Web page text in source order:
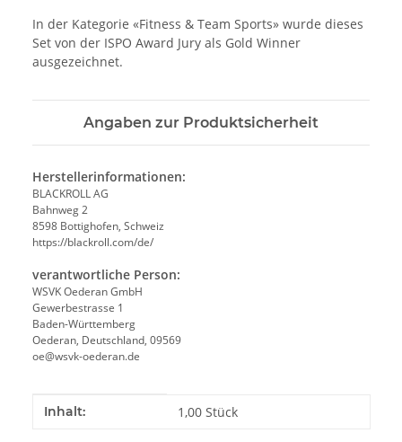
In der Kategorie «Fitness & Team Sports» wurde dieses
Set von der ISPO Award Jury als Gold Winner
ausgezeichnet.
Angaben zur Produktsicherheit
Herstellerinformationen:
BLACKROLL AG
Bahnweg 2
8598 Bottighofen, Schweiz
https://blackroll.com/de/
verantwortliche Person:
WSVK Oederan GmbH
Gewerbestrasse 1
Baden-Württemberg
Oederan, Deutschland, 09569
oe@wsvk-oederan.de
Produkteigenschaft
Wert
Inhalt: 1,00 Stück